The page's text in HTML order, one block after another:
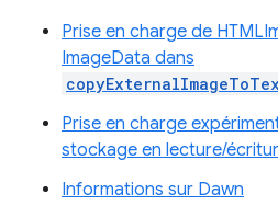
Prise en charge de
ImageData dans
Prise en charge
stockage en lecture/
Informations sur Dawn